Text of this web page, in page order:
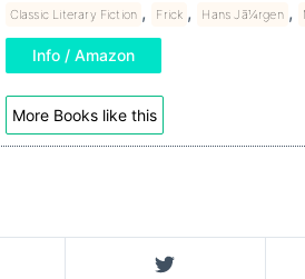
Classic Literary Fiction , Frick , Hans Jã¼rgen ,
Info / Amazon
More Books like this